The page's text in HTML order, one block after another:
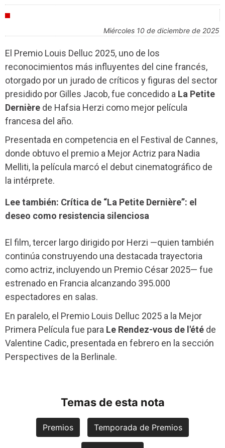
miércoles 10 de diciembre de 2025
El Premio Louis Delluc 2025, uno de los
reconocimientos más influyentes del cine francés,
otorgado por un jurado de críticos y figuras del sector
presidido por Gilles Jacob, fue concedido a La Petite
Dernière de Hafsia Herzi como mejor película
francesa del año.
Presentada en competencia en el Festival de Cannes,
donde obtuvo el premio a Mejor Actriz para Nadia
Melliti, la película marcó el debut cinematográfico de
la intérprete.
Lee también: Crítica de “La Petite Dernière”: el
deseo como resistencia silenciosa
El film, tercer largo dirigido por Herzi —quien también
continúa construyendo una destacada trayectoria
como actriz, incluyendo un Premio César 2025— fue
estrenado en Francia alcanzando 395.000
espectadores en salas.
En paralelo, el Premio Louis Delluc 2025 a la Mejor
Primera Película fue para Le Rendez-vous de l'été de
Valentine Cadic, presentada en febrero en la sección
Perspectives de la Berlinale.
Temas de esta nota
Premios Temporada de Premios